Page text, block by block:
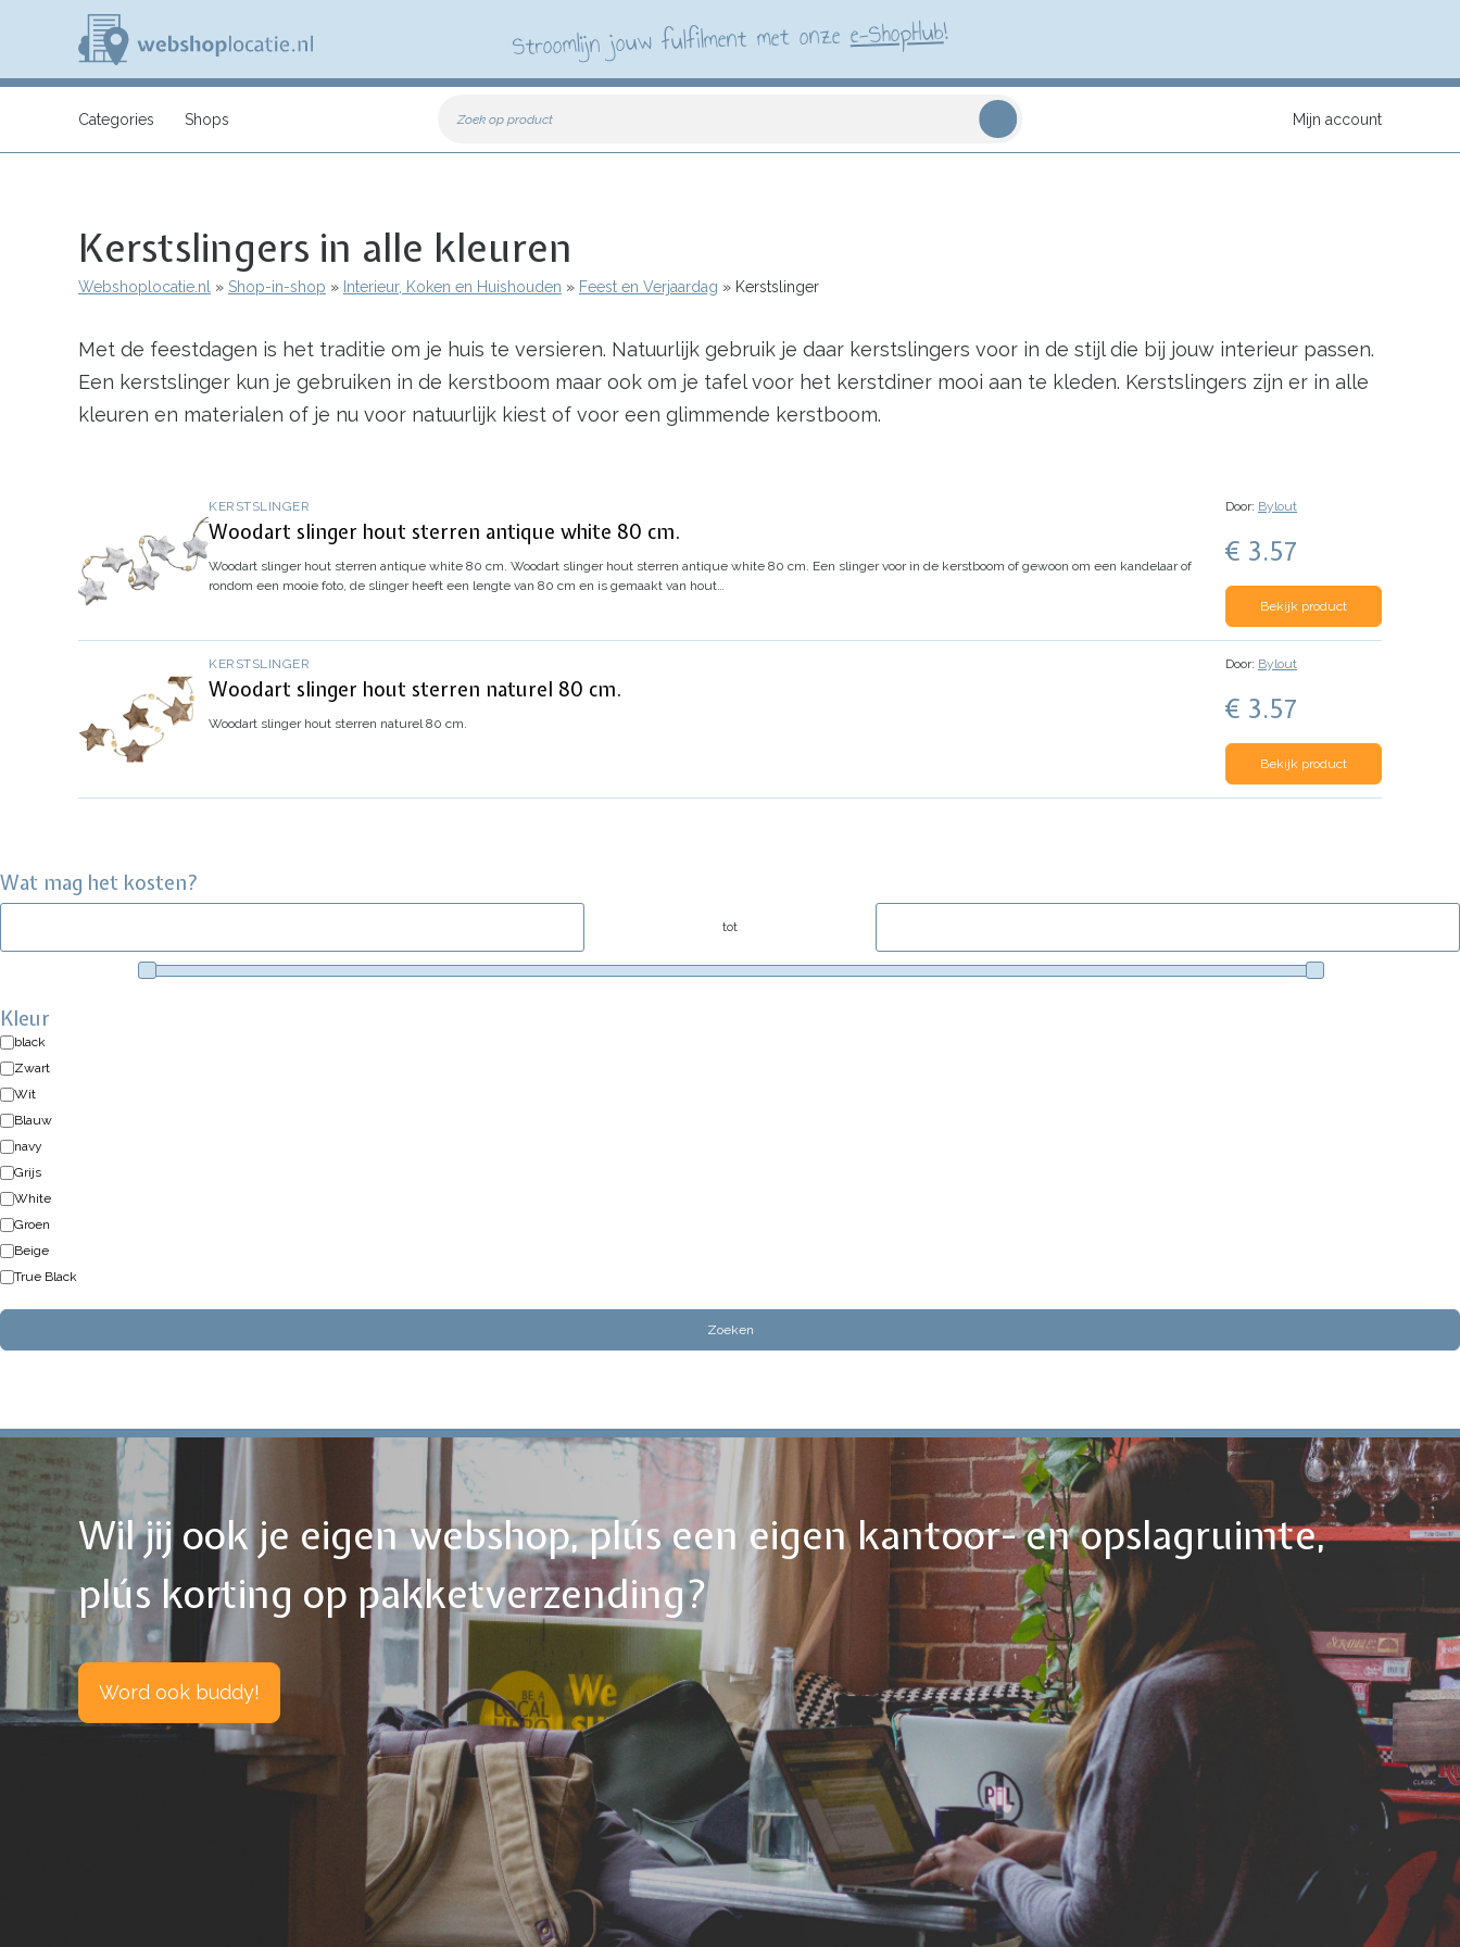
inhoud
e
s
l
a
e
n
l
Stroomlijn jouw fulfilment met onzee-ShopHub!
Zoek op product
Categories Shops Mijn account
Kerstslingers in alle kleuren
Kruimelpad
Webshoplocatie.nl Shop-in-shop Interieur, Koken en Huishouden Feest en Verjaardag Kerstslinger
Met de feestdagen is het traditie om je huis te versieren. Natuurlijk gebruik je daar kerstslingers voor in de stijl die bij jouw interieur passen.
Een kerstslinger kun je gebruiken in de kerstboom maar ook om je tafel voor het kerstdiner mooi aan te kleden. Kerstslingers zijn er in alle
kleuren en materialen of je nu voor natuurlijk kiest of voor een glimmende kerstboom.
KERSTSLINGER
Woodart slinger hout sterren antique white 80 cm.
Woodart slinger hout sterren antique white 80 cm. Woodart slinger hout sterren antique white 80 cm. Een slinger voor in de kerstboom of gewoon om een kandelaar of
rondom een mooie foto, de slinger heeft een lengte van 80 cm en is gemaakt van hout…
Door: Bylout
€ 3.57
Bekijk product
KERSTSLINGER
Woodart slinger hout sterren naturel 80 cm.
Woodart slinger hout sterren naturel 80 cm.
Door: Bylout
€ 3.57
Bekijk product
Wat mag het kosten?
tot
Kleur
black
Zwart
Wit
Blauw
navy
Grijs
White
Groen
Beige
True Black
Wil jij ook je eigen webshop, plús een eigen kantoor- en opslagruimte,
plús korting op pakketverzending?
Word ook buddy!